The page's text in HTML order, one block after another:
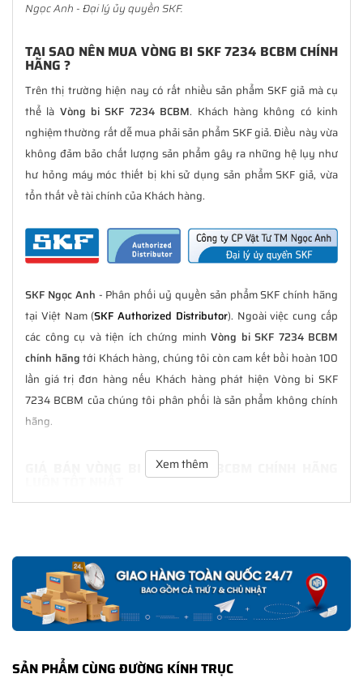
Ngọc Anh - Đại lý ủy quyền SKF.
TẠI SAO NÊN MUA VÒNG BI SKF 7234 BCBM CHÍNH
HÃNG ?
Trên thị trường hiện nay có rất nhiều sản phẩm SKF giả mà cụ
thể là Vòng bi SKF 7234 BCBM. Khách hàng không có kinh
nghiệm thường rất dễ mua phải sản phẩm SKF giả. Điều này vừa
không đảm bảo chất lượng sản phẩm gây ra những hệ lụy như
hư hỏng máy móc thiết bị khi sử dụng sản phẩm SKF giả, vừa
tổn thất về tài chính của Khách hàng.
SKF Ngọc Anh - Phân phối uỷ quyền sản phẩm SKF chính hãng
tại Việt Nam (SKF Authorized Distributor). Ngoài việc cung cấp
các công cụ và tiện ích chứng minh Vòng bi SKF 7234 BCBM
chính hãngtới Khách hàng, chúng tôi còn cam kết bồi hoàn 100
lần giá trị đơn hàng nếu Khách hàng phát hiện Vòng bi SKF
7234 BCBM của chúng tôi phân phối là sản phẩm không chính
hãng.
GIÁ BÁN VÒNG BI SKF 7234 BCBM CHÍNH HÃNG
TạiNGOCANH.COMgiá bán Vòng bi SKF 7234 BCBM luôn là tốt
trong suốt quá trình sử dụng các sản phẩm SKF chính hãng.
CHẾ ĐỘ BẢO HÀNH VÒNG BI SKF 7234 BCBM CHÍNH
HÃNG
Tất cả các sản phẩm SKF chính hãng do
phối đều được bảo hành chính hãng theo đúng tiêu chuẩn bảo
Xem thêm
SẢN PHẨM CÙNG ĐƯỜNG KÍNH TRỤC